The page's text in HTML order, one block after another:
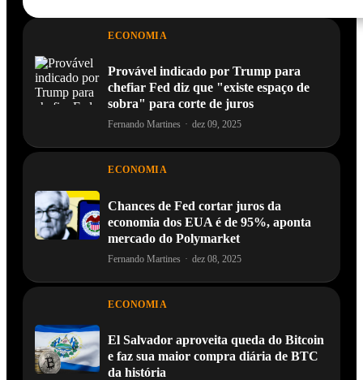
ECONOMIA
Provável indicado por Trump para
chefiar Fed diz que "existe espaço de
sobra" para corte de juros
Fernando Martines · dez 09, 2025
ECONOMIA
Chances de Fed cortar juros da
economia dos EUA é de 95%, aponta
mercado do Polymarket
Fernando Martines · dez 08, 2025
ECONOMIA
El Salvador aproveita queda do Bitcoin
e faz sua maior compra diária de BTC
da história